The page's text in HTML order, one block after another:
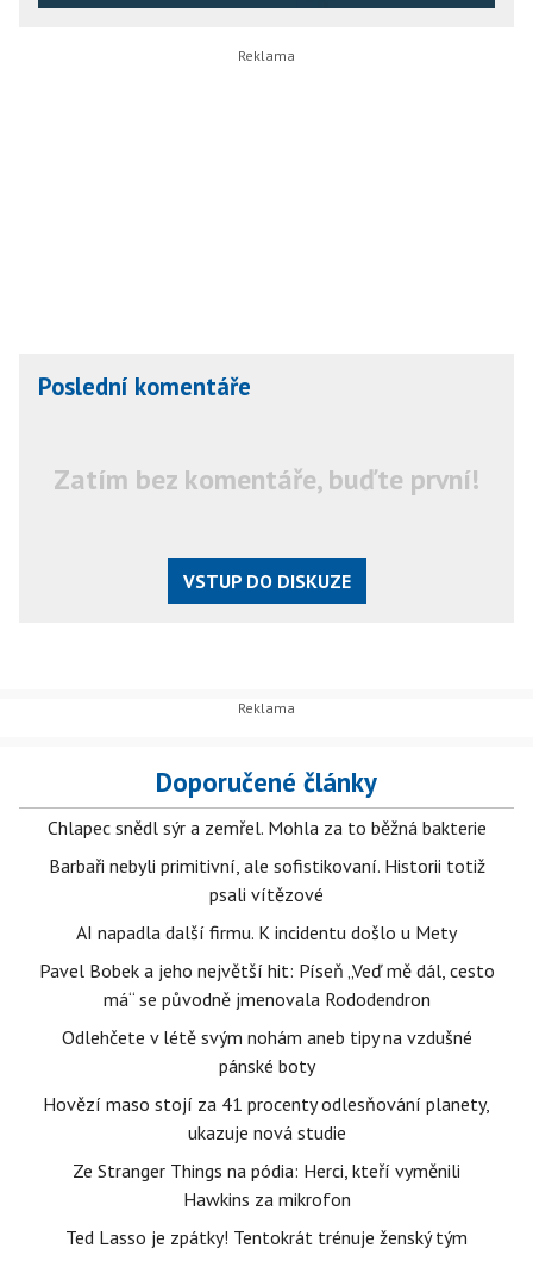
Poslední komentáře
Zatím bez komentáře, buďte první!
VSTUP DO DISKUZE
Doporučené články
Chlapec snědl sýr a zemřel. Mohla za to běžná bakterie
Barbaři nebyli primitivní, ale sofistikovaní. Historii totiž
psali vítězové
AI napadla další firmu. K incidentu došlo u Mety
Pavel Bobek a jeho největší hit: Píseň „Veď mě dál, cesto
má“ se původně jmenovala Rododendron
Odlehčete v létě svým nohám aneb tipy na vzdušné
pánské boty
Hovězí maso stojí za 41 procenty odlesňování planety,
ukazuje nová studie
Ze Stranger Things na pódia: Herci, kteří vyměnili
Hawkins za mikrofon
Ted Lasso je zpátky! Tentokrát trénuje ženský tým